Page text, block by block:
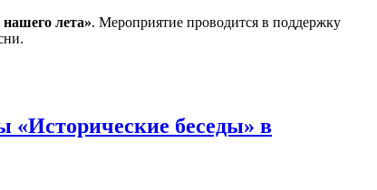
лета». Мероприятие проводится в поддержку
«Исторические беседы» в